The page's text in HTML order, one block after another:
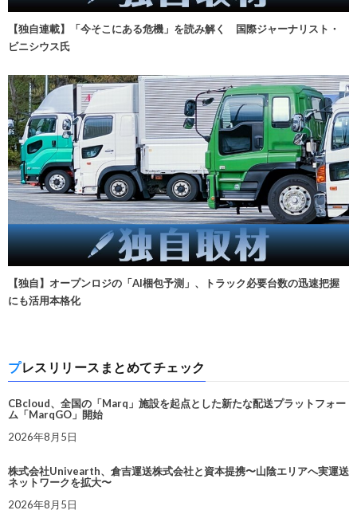
【独自連載】「今そこにある危機」を読み解く 国際ジャーナリスト・
ビニシウス氏
【独自】オープンロジの「AI梱包予測」、トラック必要台数の迅速把握
にも活用本格化
プレスリリースまとめてチェック
CBcloud、全国の「Marq」施設を起点とした新たな配送プラットフォー
ム「MarqGO」開始
2026年8月5日
株式会社Univearth、倉吉運送株式会社と資本提携〜山陰エリアへ実運送
ネットワークを拡大〜
2026年8月5日